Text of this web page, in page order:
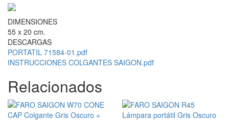
DIMENSIONES
55 x 20 cm.
DESCARGAS
PORTATIL 71584-01.pdf
INSTRUCCIONES COLGANTES SAIGON.pdf
Relacionados